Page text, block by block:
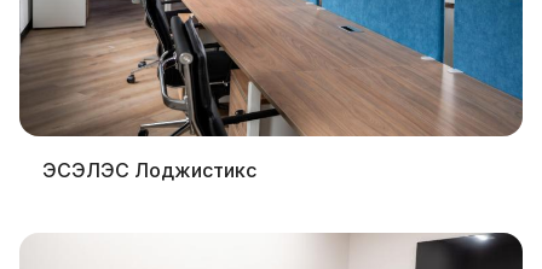
ЭСЭЛЭС Лоджистикс